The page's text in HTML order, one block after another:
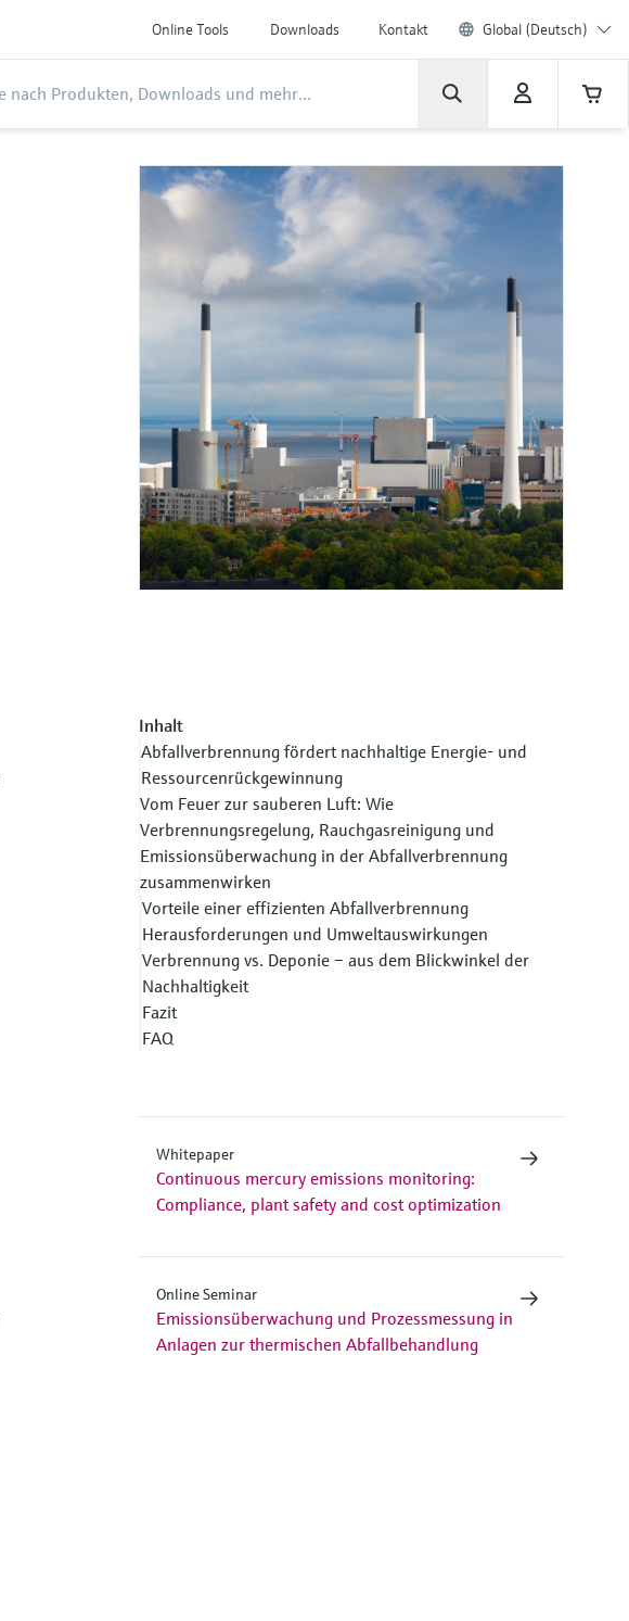
Online Tools Downloads Kontakt Global (Deutsch)
Inhalt
Abfallverbrennung fördert nachhaltige Energie- und
Ressourcenrückgewinnung
Vom Feuer zur sauberen Luft: Wie
Verbrennungsregelung, Rauchgasreinigung und
Emissionsüberwachung in der Abfallverbrennung
zusammenwirken
Vorteile einer effizienten Abfallverbrennung
Herausforderungen und Umweltauswirkungen
Verbrennung vs. Deponie – aus dem Blickwinkel der
Nachhaltigkeit
Fazit
FAQ
Whitepaper
Continuous mercury emissions monitoring:
Compliance, plant safety and cost optimization
Online Seminar
Emissionsüberwachung und Prozessmessung in
Anlagen zur thermischen Abfallbehandlung